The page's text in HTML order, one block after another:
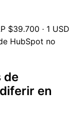
$39.700 · 1 USD
HubSpot no
de
en